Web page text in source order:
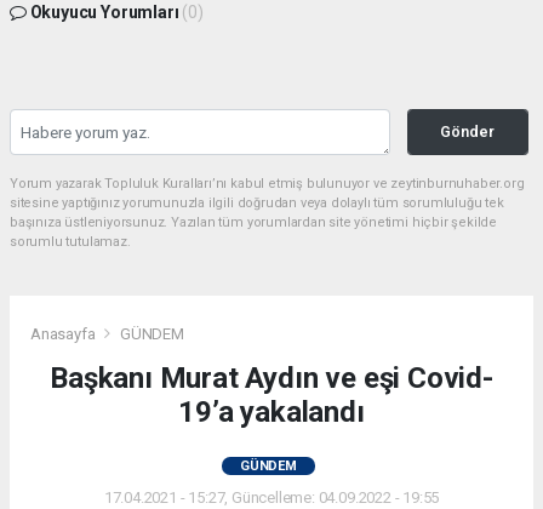
Okuyucu Yorumları (0)
Gönder
Yorum yazarak Topluluk Kuralları’nı kabul etmiş bulunuyor ve zeytinburnuhaber.org
sitesine yaptığınız yorumunuzla ilgili doğrudan veya dolaylı tüm sorumluluğu tek
başınıza üstleniyorsunuz. Yazılan tüm yorumlardan site yönetimi hiçbir şekilde
sorumlu tutulamaz.
Anasayfa GÜNDEM
Başkanı Murat Aydın ve eşi Covid-
19’a yakalandı
GÜNDEM
17.04.2021 - 15:27, Güncelleme: 04.09.2022 - 19:55